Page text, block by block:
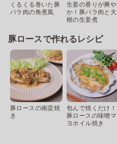
くるくる巻いた豚
バラ肉の角煮風
生姜の香りが爽や
か！豚バラ肉と大
根の生姜煮
豚ロースで作れるレシピ
豚ロースの南蛮焼
き
包んで焼くだけ！
豚ロースの味噌マ
ヨホイル焼き